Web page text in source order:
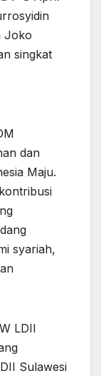
Joko
singkat
dan
Maju.
syariah,
LDII
Sulawesi